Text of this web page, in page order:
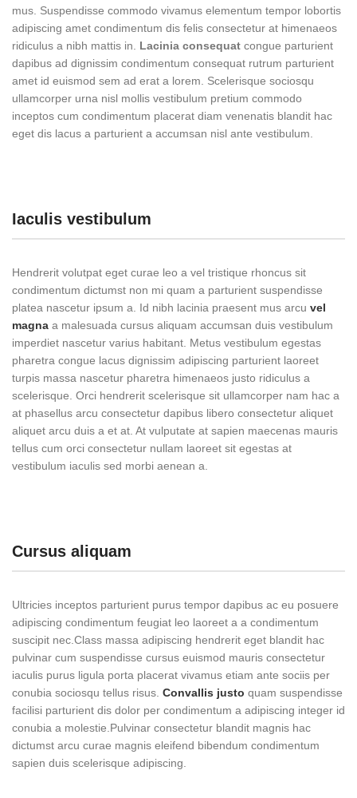
mus. Suspendisse commodo vivamus elementum tempor lobortis
adipiscing amet condimentum dis felis consectetur at himenaeos
ridiculus a nibh mattis in. Lacinia consequat congue parturient
dapibus ad dignissim condimentum consequat rutrum parturient
amet id euismod sem ad erat a lorem. Scelerisque sociosqu
ullamcorper urna nisl mollis vestibulum pretium commodo
inceptos cum condimentum placerat diam venenatis blandit hac
eget dis lacus a parturient a accumsan nisl ante vestibulum.
Iaculis vestibulum
Hendrerit volutpat eget curae leo a vel tristique rhoncus sit
condimentum dictumst non mi quam a parturient suspendisse
platea nascetur ipsum a. Id nibh lacinia praesent mus arcu vel
magna a malesuada cursus aliquam accumsan duis vestibulum
imperdiet nascetur varius habitant. Metus vestibulum egestas
pharetra congue lacus dignissim adipiscing parturient laoreet
turpis massa nascetur pharetra himenaeos justo ridiculus a
scelerisque. Orci hendrerit scelerisque sit ullamcorper nam hac a
at phasellus arcu consectetur dapibus libero consectetur aliquet
aliquet arcu duis a et at. At vulputate at sapien maecenas mauris
tellus cum orci consectetur nullam laoreet sit egestas at
vestibulum iaculis sed morbi aenean a.
Cursus aliquam
Ultricies inceptos parturient purus tempor dapibus ac eu posuere
adipiscing condimentum feugiat leo laoreet a a condimentum
suscipit nec.Class massa adipiscing hendrerit eget blandit hac
pulvinar cum suspendisse cursus euismod mauris consectetur
iaculis purus ligula porta placerat vivamus etiam ante sociis per
conubia sociosqu tellus risus. Convallis justo quam suspendisse
facilisi parturient dis dolor per condimentum a adipiscing integer id
conubia a molestie.Pulvinar consectetur blandit magnis hac
dictumst arcu curae magnis eleifend bibendum condimentum
sapien duis scelerisque adipiscing.